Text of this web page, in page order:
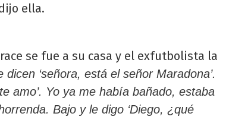
ella.
se fue a su casa y el exfutbolista la
‘señora, está el señor Maradona’.
amo’. Yo ya me había bañado, estaba
Bajo y le digo ‘Diego, ¿qué